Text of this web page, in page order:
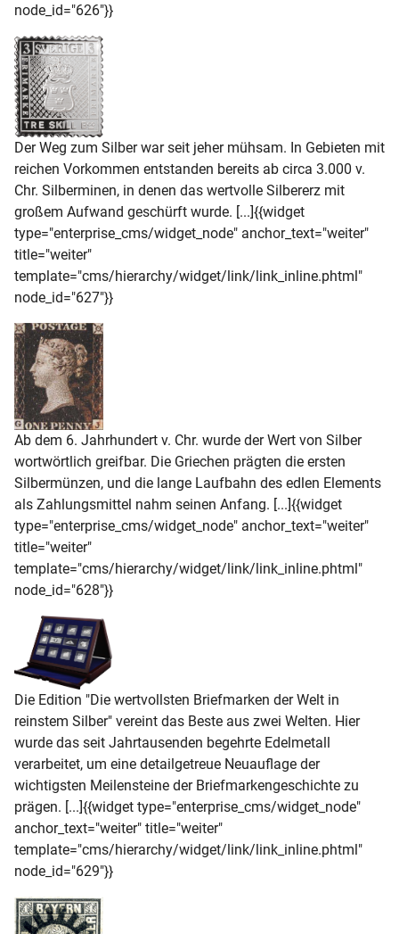
node_id="626"}}
Der Weg zum Silber war seit jeher mühsam. In Gebieten mit
reichen Vorkommen entstanden bereits ab circa 3.000 v.
Chr. Silberminen, in denen das wertvolle Silbererz mit
großem Aufwand geschürft wurde. [...]{{widget
type="enterprise_cms/widget_node" anchor_text="weiter"
title="weiter"
template="cms/hierarchy/widget/link/link_inline.phtml"
node_id="627"}}
Ab dem 6. Jahrhundert v. Chr. wurde der Wert von Silber
wortwörtlich greifbar. Die Griechen prägten die ersten
Silbermünzen, und die lange Laufbahn des edlen Elements
als Zahlungsmittel nahm seinen Anfang. [...]{{widget
type="enterprise_cms/widget_node" anchor_text="weiter"
title="weiter"
template="cms/hierarchy/widget/link/link_inline.phtml"
node_id="628"}}
Die Edition "Die wertvollsten Briefmarken der Welt in
reinstem Silber" vereint das Beste aus zwei Welten. Hier
wurde das seit Jahrtausenden begehrte Edelmetall
verarbeitet, um eine detailgetreue Neuauflage der
wichtigsten Meilensteine der Briefmarkengeschichte zu
prägen. [...]{{widget type="enterprise_cms/widget_node"
anchor_text="weiter" title="weiter"
template="cms/hierarchy/widget/link/link_inline.phtml"
node_id="629"}}